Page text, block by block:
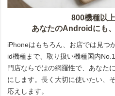
800機種以上
あなたのAndroidにも
iPhoneはもちろん、お店では見つ
id機種まで、取り扱い機種国内
門店ならではの網羅性で、あなた
にします。長く大切に使いたい、
応えします。